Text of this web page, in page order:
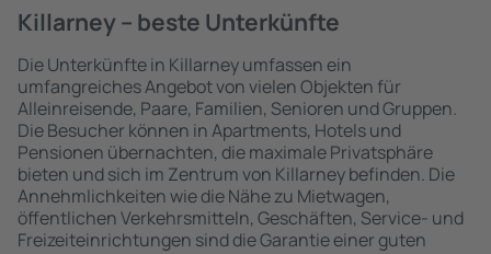
Killarney – beste Unterkünfte
Die Unterkünfte in Killarney umfassen ein
umfangreiches Angebot von vielen Objekten für
Alleinreisende, Paare, Familien, Senioren und Gruppen.
Die Besucher können in Apartments, Hotels und
Pensionen übernachten, die maximale Privatsphäre
bieten und sich im Zentrum von Killarney befinden. Die
Annehmlichkeiten wie die Nähe zu Mietwagen,
öffentlichen Verkehrsmitteln, Geschäften, Service- und
Freizeiteinrichtungen sind die Garantie einer guten